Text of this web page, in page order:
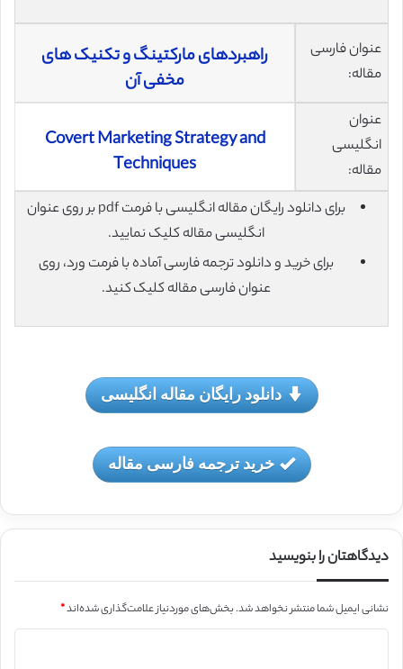
عنوان فارسی
مقاله:
راهبردهای مارکتینگ و تکنیک های
مخفی آن
عنوان
انگلیسی
مقاله:
Covert Marketing Strategy and
Techniques
برای دانلود رایگان مقاله انگلیسی با فرمت pdf بر روی عنوان
انگلیسی مقاله کلیک نمایید.
برای خرید و دانلود ترجمه فارسی آماده با فرمت ورد، روی
عنوان فارسی مقاله کلیک کنید.
دانلود رایگان مقاله انگلیسی
خرید ترجمه فارسی مقاله
دیدگاهتان را بنویسید
نشانی ایمیل شما منتشر نخواهد شد.بخش‌های موردنیاز علامت‌گذاری شده‌اند*